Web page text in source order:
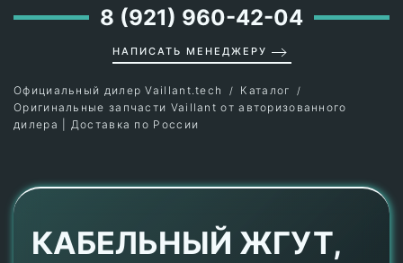
8 (921) 960-42-04
НАПИСАТЬ МЕНЕДЖЕРУ
Официальный дилер Vaillant.tech
Каталог
Оригинальные запчасти Vaillant от авторизованного
дилера | Доставка по России
КАБЕЛЬНЫЙ ЖГУТ,